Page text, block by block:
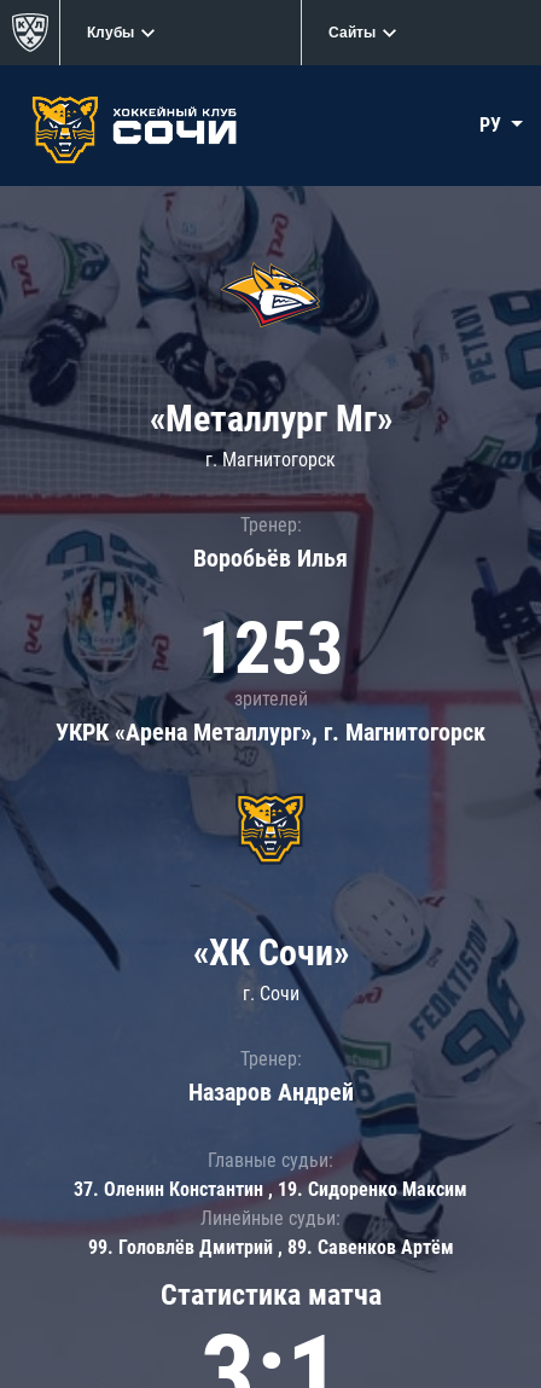
Клубы Сайты
РУ
«Металлург Мг»
г. Магнитогорск
Тренер:
Воробьёв Илья
1253
зрителей
УКРК «Арена Металлург», г. Магнитогорск
Статистика матча
«ХК Сочи»
г. Сочи
Тренер:
Назаров Андрей
Главные судьи:
37. Оленин Константин , 19. Сидоренко Максим
Линейные судьи:
99. Головлёв Дмитрий , 89. Савенков Артём